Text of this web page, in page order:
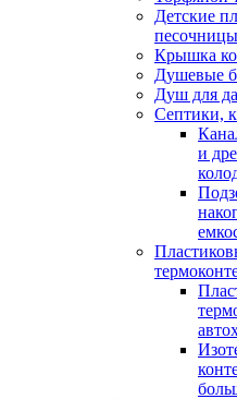
Детские
песочницы
Крышка
Душевые
Душ для
Септики,
и